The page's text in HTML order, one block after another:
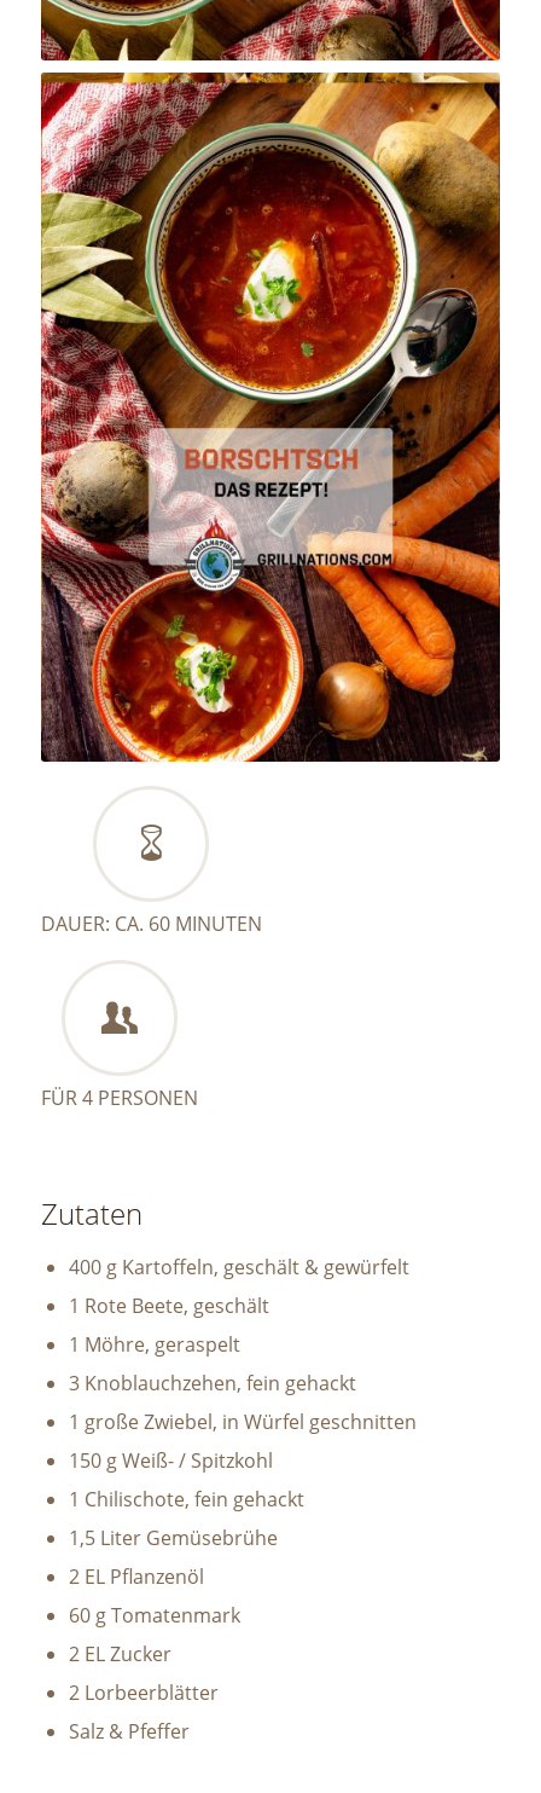
DAUER: CA. 60 MINUTEN
FÜR 4 PERSONEN
Zutaten
400 g Kartoffeln, geschält & gewürfelt
1 Rote Beete, geschält
1 Möhre, geraspelt
3 Knoblauchzehen, fein gehackt
1 große Zwiebel, in Würfel geschnitten
150 g Weiß- / Spitzkohl
1 Chilischote, fein gehackt
1,5 Liter Gemüsebrühe
2 EL Pflanzenöl
60 g Tomatenmark
2 EL Zucker
2 Lorbeerblätter
Salz & Pfeffer